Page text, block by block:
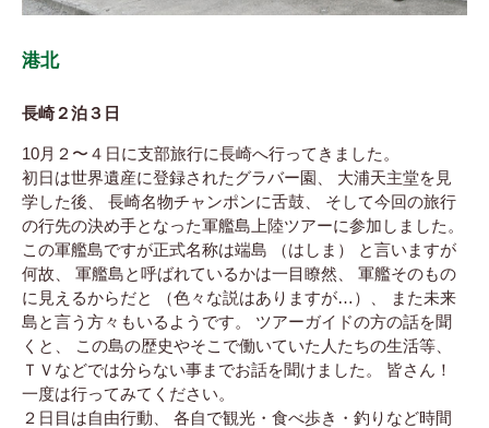
港北
長崎２泊３日
10月２〜４日に支部旅行に長崎へ行ってきました。
初日は世界遺産に登録されたグラバー園、 大浦天主堂を見
学した後、 長崎名物チャンポンに舌鼓、 そして今回の旅行
の行先の決め手となった軍艦島上陸ツアーに参加しました。
この軍艦島ですが正式名称は端島 （はしま） と言いますが
何故、 軍艦島と呼ばれているかは一目瞭然、 軍艦そのもの
に見えるからだと （色々な説はありますが…）、 また未来
島と言う方々もいるようです。 ツアーガイドの方の話を聞
くと、 この島の歴史やそこで働いていた人たちの生活等、
ＴＶなどでは分らない事までお話を聞けました。 皆さん！
一度は行ってみてください。
２日目は自由行動、 各自で観光・食べ歩き・釣りなど時間